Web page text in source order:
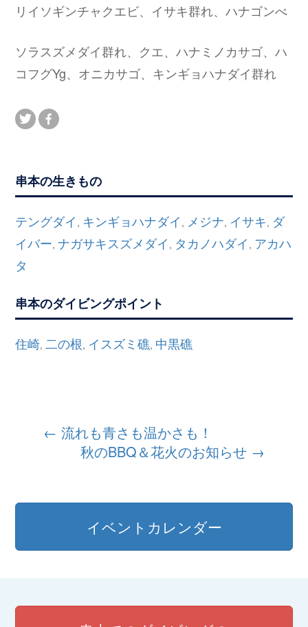
リイソギンチャクエビ、イサキ群れ、ハナゴンべ
ソラスズメダイ群れ、クエ、ハナミノカサゴ、ハ
コフグYg、オニカサゴ、キンギョハナダイ群れ
串本の生きもの
テングダイ , キンギョハナダイ , メジナ, イサキ, ダ
イバー,ナガサキスズメダイ , タカノハダイ , アカハ
タ
串本のダイビングポイント
住崎, 二の根, イスズミ礁, 中黒礁
ビ
ゲ
シ
← 流れも青さも温かさも！
秋のBBQ＆花火のお知らせ →
イベントカレンダー